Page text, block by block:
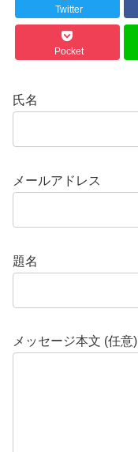
Twitter
Pocket
氏名
メールアドレス
題名
メッセージ本文 (任意)